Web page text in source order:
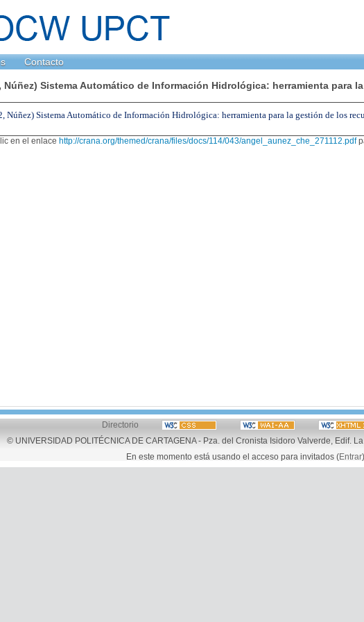
Contacto
Núñez) Sistema Automático de Información Hidrológica: herramienta
Núñez) Sistema Automático de Información Hidrológica: herramienta para la gestión de los
en el enlace http://crana.org/themed/crana/files/docs/114/043/angel_aunez_che_271112.pdf
Directorio
© UNIVERSIDAD POLITÉCNICA DE CARTAGENA - Pza. del Cronista Isidoro Valverde, Edif.
En este momento está usando el acceso para invitados (Entrar)